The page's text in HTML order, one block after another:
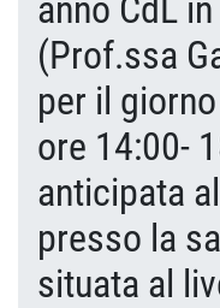
anno CdL
(Prof.ssa
per il
ore 14:00-
anticipata
presso la
situata al